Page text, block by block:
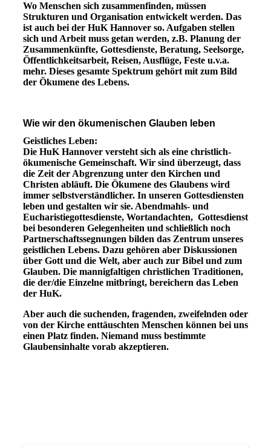
Wo Menschen sich zusammenfinden, müssen
Strukturen und Organisation entwickelt werden. Das
ist auch bei der HuK Hannover so. Aufgaben stellen
sich und Arbeit muss getan werden, z.B. Planung der
Zusammenkünfte, Gottesdienste, Beratung, Seelsorge,
Öffentlichkeitsarbeit, Reisen, Ausflüge, Feste u.v.a.
mehr. Dieses gesamte Spektrum gehört mit zum Bild
der Ökumene des Lebens.
Wie wir den ökumenischen Glauben leben
Geistliches Leben:
Die HuK Hannover versteht sich als eine christlich-
ökumenische Gemeinschaft. Wir sind überzeugt, dass
die Zeit der Abgrenzung unter den Kirchen und
Christen abläuft. Die Ökumene des Glaubens wird
immer selbstverständlicher. In unseren Gottesdiensten
leben und gestalten wir sie. Abendmahls- und
Eucharistiegottesdienste, Wortandachten, Gottesdienst
bei besonderen Gelegenheiten und schließlich noch
Partnerschaftssegnungen bilden das Zentrum unseres
geistlichen Lebens. Dazu gehören aber Diskussionen
über Gott und die Welt, aber auch zur Bibel und zum
Glauben. Die mannigfaltigen christlichen Traditionen,
die der/die Einzelne mitbringt, bereichern das Leben
der HuK.
Aber auch die suchenden, fragenden, zweifelnden oder
von der Kirche enttäuschten Menschen können bei uns
einen Platz finden. Niemand muss bestimmte
Glaubensinhalte vorab akzeptieren.